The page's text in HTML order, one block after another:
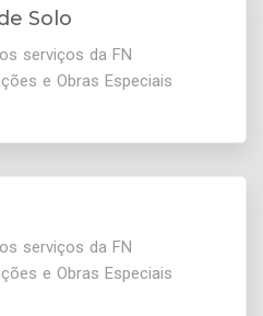
Solo
serviços da FN
e Obras Especiais
serviços da FN
e Obras Especiais